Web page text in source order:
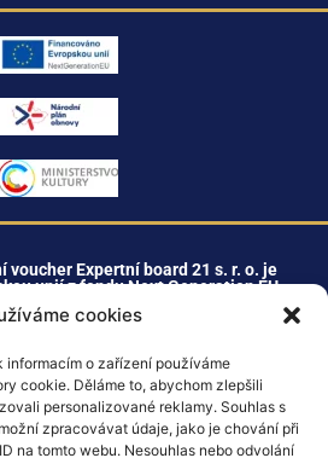
cookies
informacím o zařízení používáme
cookie. Děláme to, abychom zlepšili
personalizované reklamy. Souhlas s
zpracovávat údaje, jako je chování při
na tomto webu. Nesouhlas nebo odvolání
Expertní board 21 s. r. o. je
unií z fondu Next Generation EU.
603 477 211